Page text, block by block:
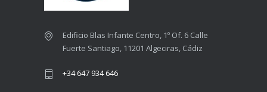
Edificio Blas Infante Centro, 1º Of. 6 Calle
Fuerte Santiago, 11201 Algeciras, Cádiz
+34 647 934 646